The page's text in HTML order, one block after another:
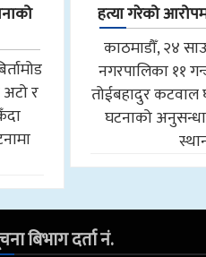
अटो र
हत्या गरेको
काठमाडौँ, २४
नगरपालिका ११
तोईबहादुर
घटनाको
बिभाग दर्ता नं.